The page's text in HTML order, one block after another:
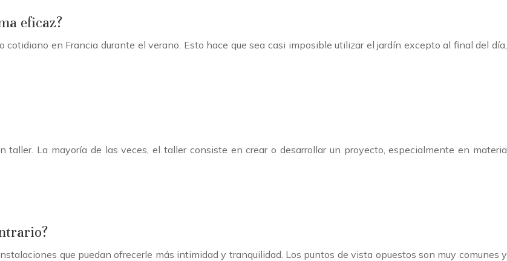
eficaz?
en Francia durante el verano. Esto hace que sea casi imposible utilizar el jardín excepto al final del día,
La mayoría de las veces, el taller consiste en crear o desarrollar un proyecto, especialmente en materia
que puedan ofrecerle más intimidad y tranquilidad. Los puntos de vista opuestos son muy comunes y